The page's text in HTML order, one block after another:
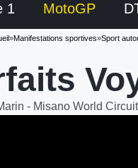
1 MotoGP
»Manifestations sportives»Sport
- Misano World